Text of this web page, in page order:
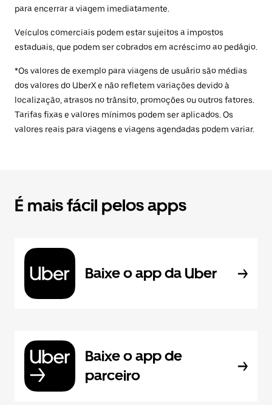
para encerrar a viagem imediatamente.
Veículos comerciais podem estar sujeitos a impostos
estaduais, que podem ser cobrados em acréscimo ao pedágio.
*Os valores de exemplo para viagens de usuário são médias
dos valores do UberX e não refletem variações devido à
localização, atrasos no trânsito, promoções ou outros fatores.
Tarifas fixas e valores mínimos podem ser aplicados. Os
valores reais para viagens e viagens agendadas podem variar.
É mais fácil pelos apps
Baixe o app da Uber
Baixe o app de
parceiro